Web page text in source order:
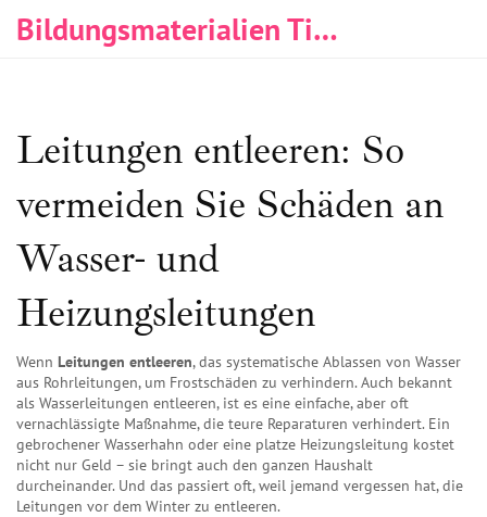
Bildungsmaterialien Tischlerei & Immobilien
Leitungen entleeren: So
vermeiden Sie Schäden an
Wasser- und
Heizungsleitungen
Wenn Leitungen entleeren,das systematische Ablassen von Wasser
aus Rohrleitungen, um Frostschäden zu verhindern. Auch bekannt
als Wasserleitungen entleeren, ist es eine einfache, aber oft
vernachlässigte Maßnahme, die teure Reparaturen verhindert. Ein
gebrochener Wasserhahn oder eine platze Heizungsleitung kostet
nicht nur Geld – sie bringt auch den ganzen Haushalt
durcheinander. Und das passiert oft, weil jemand vergessen hat, die
Leitungen vor dem Winter zu entleeren.